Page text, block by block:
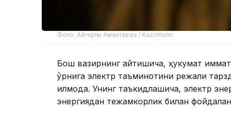
Фото: Айгерім Амантаева / Kazinform
Бош вазирнинг айтишича, ҳукумат
ўрнига электр таъминотини режали
қилмоқда. Унинг таъкидлашича, электр
энергиядан тежамкорлик билан